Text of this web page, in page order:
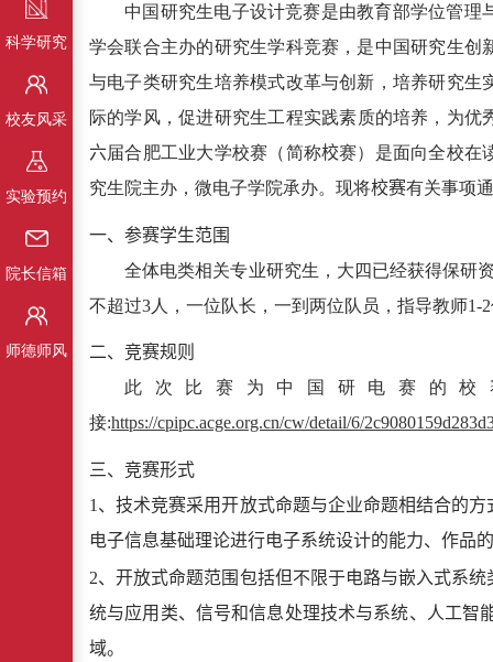
科学研究
校友风采
实验预约
院长信箱
师德师风
中国研究生电子设计竞赛是由教育部学位管
学会联合主办的研究生学科竞赛，是中国研究生
与电子类研究生培养模式改革与创新，培养研究
际的学风，促进研究生工程实践素质的培养，为优
六届合肥工业大学校赛（简称校赛）是面向全校在
究生院主办，微电子学院承办。现将校赛有关事项
一、参赛学生范围
全体电类相关专业研究生，大四已经获得保研
不超过3 人，一位队长，一到两位队员，指导教师1-2
二、竞赛规则
此次比赛为中国研电赛的
接:https://cpipc.acge.org.cn/cw/detail/6/
三、竞赛形式
1 、技术竞赛采用开放式命题与企业命题相结合的
电子信息基础理论进行电子系统设计的能力、作品
2、开放式命题范围包括但不限于电路与嵌入式系
统与应用类、信号和信息处理技术与系统、人工智
域。